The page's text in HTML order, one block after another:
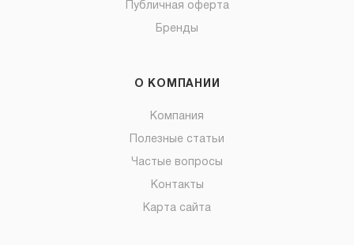
Публичная оферта
Бренды
О КОМПАНИИ
Компания
Полезные статьи
Частые вопросы
Контакты
Карта сайта